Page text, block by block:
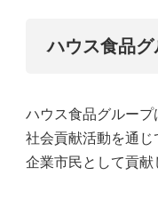
ハウス⾷品
ハウス食品グループ
社会貢献活動を通
企業市民として貢献